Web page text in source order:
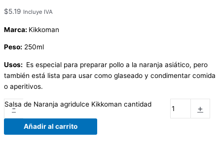
$5.19 Incluye IVA
Marca: Kikkoman
Peso: 250ml
Usos: Es especial para preparar pollo a la naranja asiático, pero
también está lista para usar como glaseado y condimentar comida
o aperitivos.
-
Salsa de Naranja agridulce Kikkoman cantidad +
Añadir al carrito